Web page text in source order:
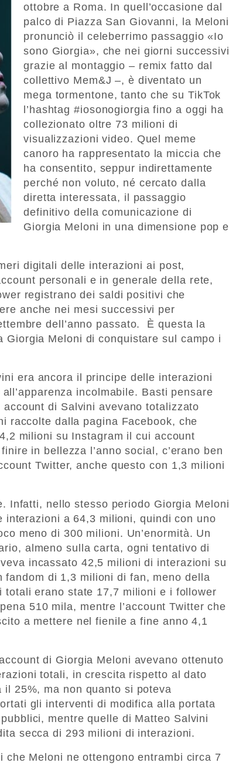
ottobre a Roma. In quell’occasione dal
palco di Piazza San Giovanni, la Meloni
pronunciò il celeberrimo passaggio «Io
sono Giorgia», che nei giorni successivi
grazie al montaggio – remix fatto dal
collettivo Mem&J –, è diventato un
mega tormentone, tanto che su TikTok
l’hashtag #iosonogiorgia fino a oggi ha
collezionato oltre 73 milioni di
visualizzazioni video. Quel meme
canoro ha rappresentato la miccia che
ha consentito, seppur indirettamente
perché non voluto, né cercato dalla
diretta interessata, il passaggio
definitivo della comunicazione di
Giorgia Meloni in una dimensione pop e
digitali delle interazioni ai post,
personali e in generale della rete,
registrano dei saldi positivi che
anche nei mesi successivi per
dell’anno passato. È questa la
Meloni di conquistare sul campo i
era ancora il principe delle interazioni
incolmabile. Basti pensare
di Salvini avevano totalizzato
raccolte dalla pagina Facebook, che
milioni su Instagram il cui account
in bellezza l’anno social, c’erano ben
Twitter, anche questo con 1,3 milioni
Infatti, nello stesso periodo Giorgia Meloni
a 64,3 milioni, quindi con uno
meno di 300 milioni. Un’enormità. Un
almeno sulla carta, ogni tentativo di
incassato 42,5 milioni di interazioni su
fandom di 1,3 milioni di fan, meno della
totali erano state 17,7 milioni e i follower
510 mila, mentre l’account Twitter che
a mettere nel fienile a fine anno 4,1
di Giorgia Meloni avevano ottenuto
totali, in crescita rispetto al dato
25%, ma non quanto si poteva
gli interventi di modifica alla portata
mentre quelle di Matteo Salvini
secca di 293 milioni di interazioni.
Meloni ne ottengono entrambi circa 7